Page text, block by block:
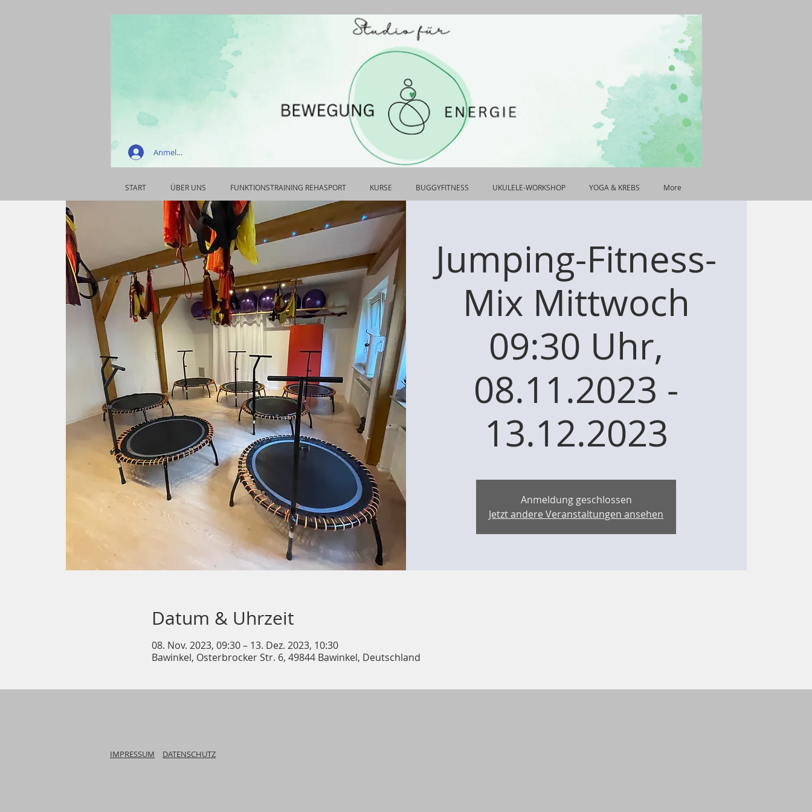
Anmelden
START ÜBER UNS FUNKTIONSTRAINING REHASPORT KURSE BUGGYFITNESS UKULELE-WORKSHOP YOGA & KREBS More
Jumping-Fitness-
Mix Mittwoch
09:30 Uhr,
08.11.2023 -
13.12.2023
Anmeldung geschlossen
Jetzt andere Veranstaltungen ansehen
Datum & Uhrzeit
08. Nov. 2023, 09:30 – 13. Dez. 2023, 10:30
Bawinkel, Osterbrocker Str. 6, 49844 Bawinkel, Deutschland
IMPRESSUM DATENSCHUTZ